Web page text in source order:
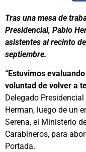
Tras una mesa de
Presidencial, Pablo
asistentes al recinto
septiembre.
“Estuvimos
voluntad de volver a
Delegado
Herman, luego de un
Serena, el Ministerio
Carabineros, para
Portada.